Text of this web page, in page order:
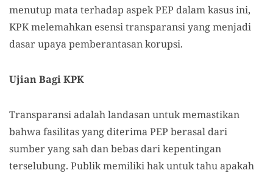
menutup mata terhadap aspek PEP dalam kasus ini,
KPK melemahkan esensi transparansi yang menjadi
dasar upaya pemberantasan korupsi.
Ujian Bagi KPK
Transparansi adalah landasan untuk memastikan
bahwa fasilitas yang diterima PEP berasal dari
sumber yang sah dan bebas dari kepentingan
terselubung. Publik memiliki hak untuk tahu apakah